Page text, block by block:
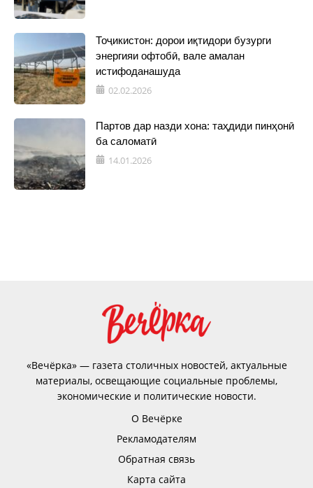
Тоҷикистон: дорои иқтидори бузурги
энергияи офтобӣ, вале амалан
истифоданашуда
02.02.2026
Партов дар назди хона: таҳдиди пинҳонӣ
ба саломатӣ
14.01.2026
«Вечёрка» — газета столичных новостей, актуальные
материалы, освещающие социальные проблемы,
экономические и политические новости.
О Вечёрке
Рекламодателям
Обратная связь
Карта сайта